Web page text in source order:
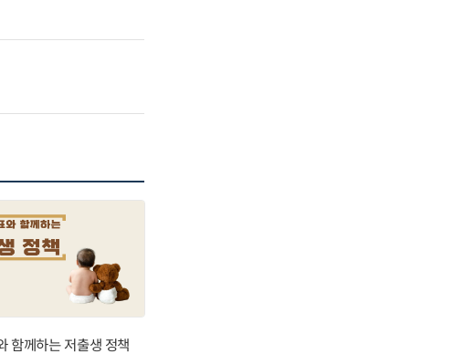
함께하는 저출생 정책